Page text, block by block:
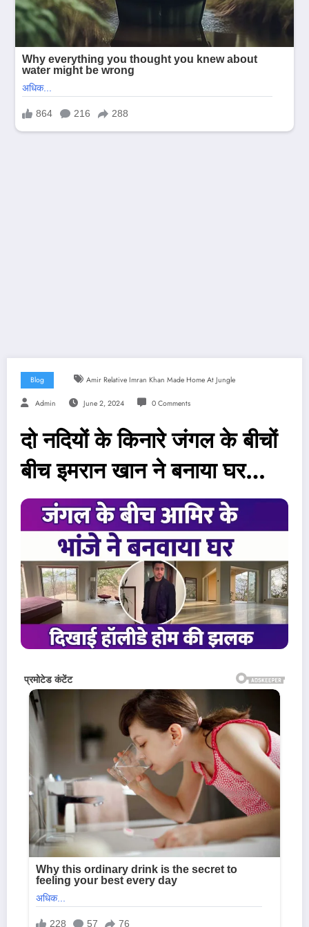
Blog Amir Relative Imran Khan Made Home At Jungle
Admin June 2, 2024 0 Comments
दो नदियों के किनारे जंगल के बीचों
बीच इमरान खान ने बनाया घर…